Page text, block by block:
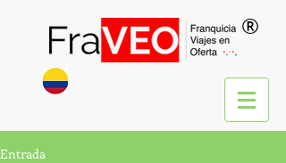
®
Entrada